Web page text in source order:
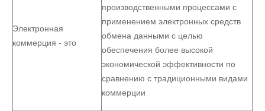
Авто
Электронная
коммерция - это
производственными процессами с
применением электронных средств
обмена данными с целью
обеспечения более высокой
экономической эффективности по
сравнению с традиционными видами
коммерции